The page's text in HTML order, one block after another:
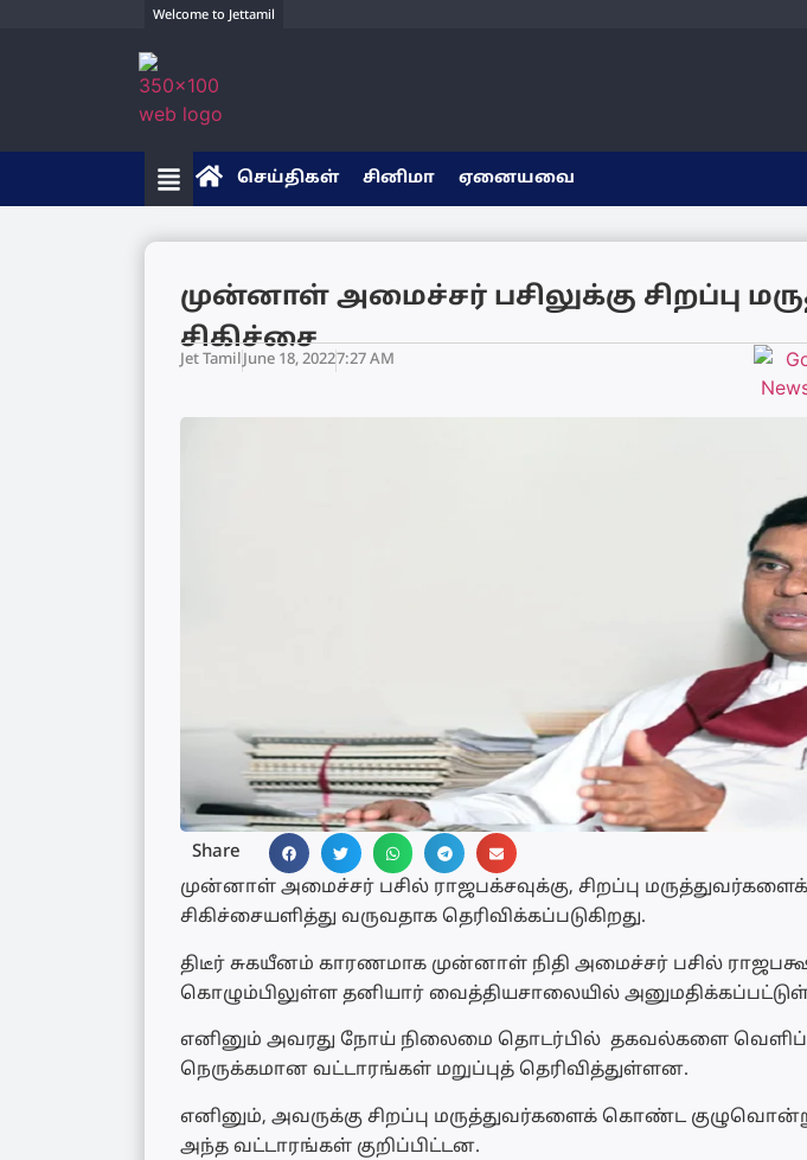
Welcome to Jettamil
செய்திகள் சினிமா ஏனையவை
முன்னாள் அமைச்சர் பசிலுக்கு சிறப்பு
சிகிச்சை
Jet TamilJune 18, 20227:27 AM
Share
முன்னாள் அமைச்சர் பசில் ராஜபக்சவுக்கு, சிறப்பு
சிகிச்சையளித்து வருவதாக தெரிவிக்கப்படுகிறது.
திடீர் சுகயீனம் காரணமாக முன்னாள் நிதி அமைச்சர் பசில்
கொழும்பிலுள்ள தனியார் வைத்தியசாலையில்
எனினும் அவரது நோய் நிலைமை தொடர்பில் தகவல்களை
நெருக்கமான வட்டாரங்கள் மறுப்புத் தெரிவித்துள்ளன.
எனினும், அவருக்கு சிறப்பு மருத்துவர்களைக் கொண்ட
அந்த வட்டாரங்கள் குறிப்பிட்டன.